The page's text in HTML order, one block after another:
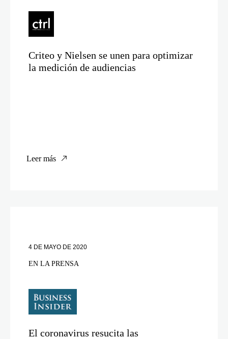
Criteo y Nielsen se unen para optimizar
la medición de audiencias
Leer más
4 DE MAYO DE 2020
EN LA PRENSA
El coronavirus resucita las